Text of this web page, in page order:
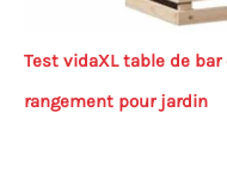
Test vidaXL table de
rangement pour jardin